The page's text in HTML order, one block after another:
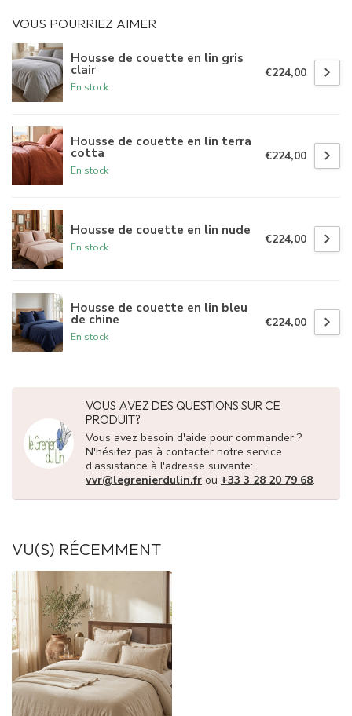
VOUS POURRIEZ AIMER
Housse de couette en lin gris
clair
En stock
€224,00
Housse de couette en lin terra
cotta
En stock
€224,00
Housse de couette en lin nude
En stock
€224,00
Housse de couette en lin bleu
de chine
En stock
€224,00
VOUS AVEZ DES QUESTIONS SUR CE
PRODUIT?
Vous avez besoin d'aide pour commander ?
N'hésitez pas à contacter notre service
d'assistance à l'adresse suivante:
vvr@legrenierdulin.fr ou +33 3 28 20 79 68.
VU(S) RÉCEMMENT